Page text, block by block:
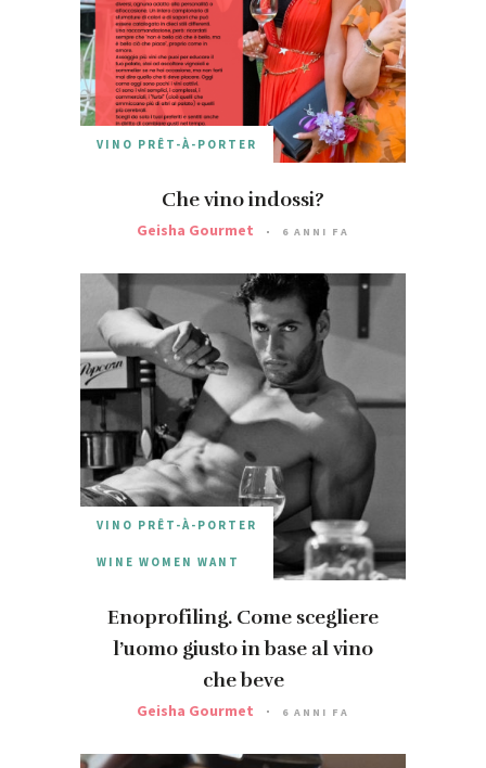
VINO PRÊT-À-PORTER
Che vino indossi?
Geisha Gourmet 6 ANNI FA
VINO PRÊT-À-PORTER
WINE WOMEN WANT
Enoprofiling. Come scegliere
l’uomo giusto in base al vino
che beve
Geisha Gourmet 6 ANNI FA